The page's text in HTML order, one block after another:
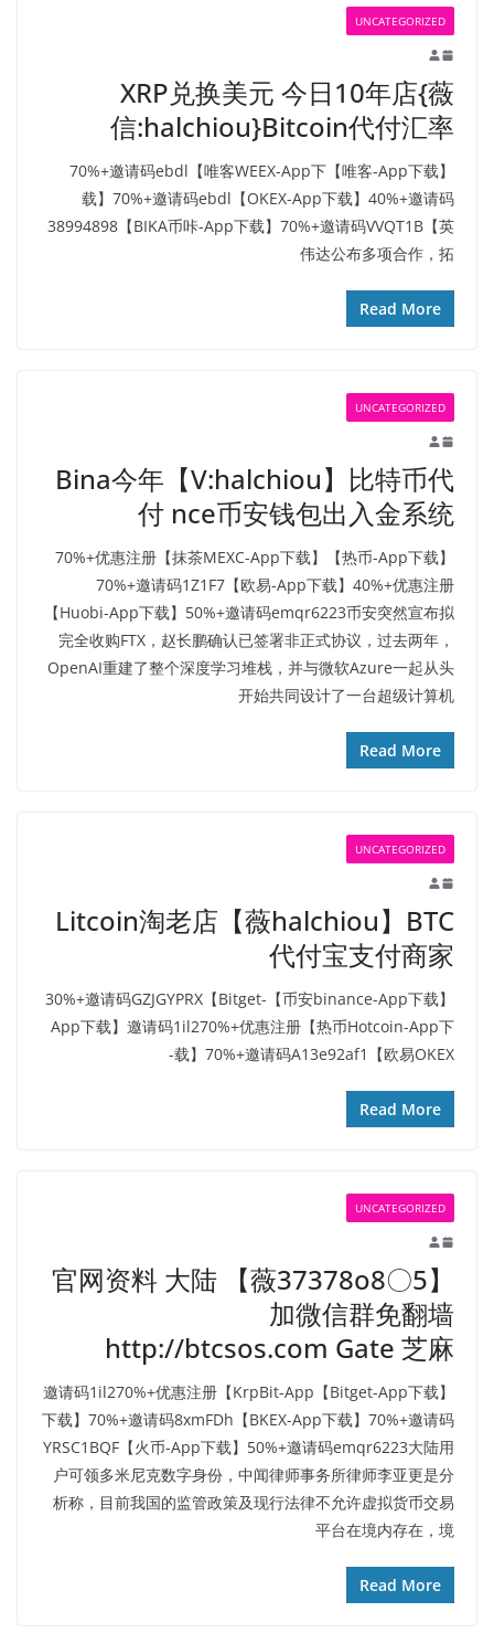
UNCATEGORIZED
XRP兑换美元 今日10年店{薇
信:halchiou}Bitcoin代付汇率
【唯客-App下载】70%+邀请码ebdl【唯客WEEX-App下
载】70%+邀请码ebdl【OKEX-App下载】40%+邀请码
38994898【BIKA币咔-App下载】70%+邀请码VVQT1B【英
伟达公布多项合作，拓
Read More
UNCATEGORIZED
Bina今年【V:halchiou】比特币代
付 nce币安钱包出入金系统
【热币-App下载】70%+优惠注册【抹茶MEXC-App下载】
70%+邀请码1Z1F7【欧易-App下载】40%+优惠注册
【Huobi-App下载】50%+邀请码emqr6223币安突然宣布拟
完全收购FTX，赵长鹏确认已签署非正式协议，过去两年，
OpenAI重建了整个深度学习堆栈，并与微软Azure一起从头
开始共同设计了一台超级计算机
Read More
UNCATEGORIZED
Litcoin淘老店【薇halchiou】BTC
代付宝支付商家
【币安binance-App下载】30%+邀请码GZJGYPRX【Bitget-
App下载】邀请码1il270%+优惠注册【热币Hotcoin-App下
载】70%+邀请码A13e92af1【欧易OKEX-
Read More
UNCATEGORIZED
官网资料 大陆 【薇37378o8〇5】
加微信群免翻墙
http://btcsos.com Gate 芝麻
【Bitget-App下载】邀请码1il270%+优惠注册【KrpBit-App
下载】70%+邀请码8xmFDh【BKEX-App下载】70%+邀请码
YRSC1BQF【火币-App下载】50%+邀请码emqr6223大陆用
户可领多米尼克数字身份，中闻律师事务所律师李亚更是分
析称，目前我国的监管政策及现行法律不允许虚拟货币交易
平台在境内存在，境
Read More